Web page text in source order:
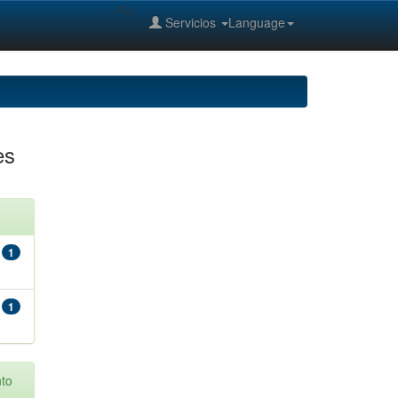
Language
Servicios
--%>
1
1